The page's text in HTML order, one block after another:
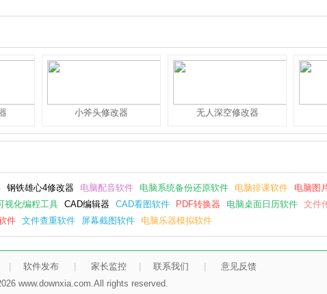
小斧头修改器 无人深空修改器
钢铁雄心4修改器 电脑配音软件 电脑系统备份还原软件 电脑排课软件 电脑图
视化编程工具 CAD编辑器 CAD看图软件 PDF转换器 电脑桌面日历软件 文件
件 文件查重软件 屏幕截图软件 电脑乐器模拟软件
软件发布 家长监控 联系我们
意见反馈
www.downxia.com.All rights reserved.